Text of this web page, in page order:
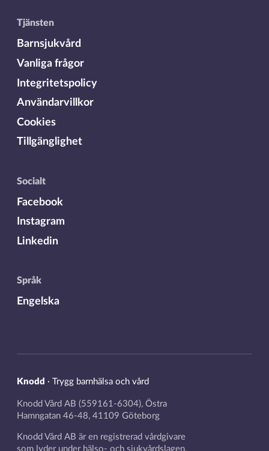
Tjänsten
Barnsjukvård
Vanliga frågor
Integritetspolicy
Användarvillkor
Cookies
Tillgänglighet
Socialt
Facebook
Instagram
Linkedin
Språk
Engelska
Knodd · Trygg barnhälsa och vård
Knodd Vård AB (559161-6304), Östra
Hamngatan 46-48, 41109 Göteborg
Knodd Vård AB är en registrerad vårdgivare
som lyder under hälso- och sjukvårdslagen,